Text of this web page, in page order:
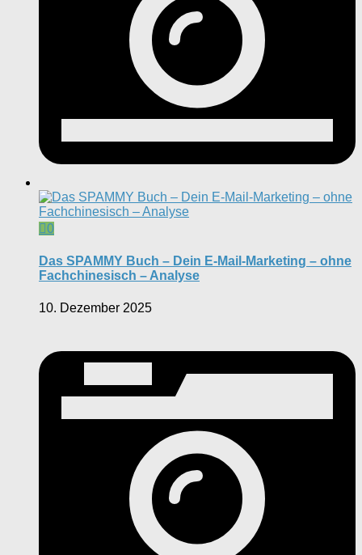
0
Das SPAMMY Buch – Dein E-Mail-Marketing – ohne
Fachchinesisch – Analyse
10. Dezember 2025